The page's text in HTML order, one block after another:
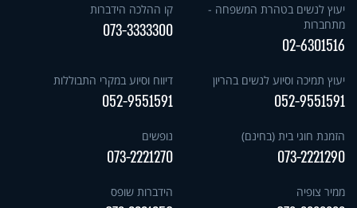
יעוץ לנשים בטהרת המשפחה -
מתחברות
02-6301516
קו ההלכה הידברות
073-3333300
יעוץ תמיכה וסיוע לנשים בהריון
052-9551591
דיווח וסיוע במקרי התבוללות
052-9551591
הזמנת חוגי בית (בחינם)
073-2221290
נופשים
073-2221270
ממיר צופיה הידברות שופס